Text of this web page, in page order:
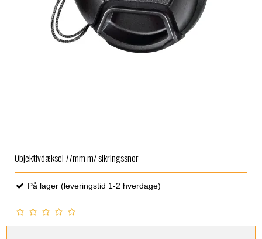
Objektivdæksel 77mm m/ sikringssnor
På lager (leveringstid 1-2 hverdage)